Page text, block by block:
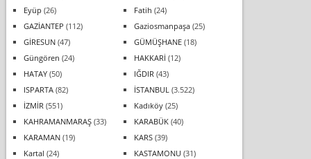
Eyüp (26) Fatih (24)
GAZİANTEP (112) Gaziosmanpaşa(25)
GİRESUN(47) GÜMÜŞHANE(18)
Güngören (24) HAKKARİ (12)
HATAY(50) IĞDIR (43)
ISPARTA(82) İSTANBUL (3.522)
İZMİR (551) Kadıköy(25)
KAHRAMANMARAŞ(33) KARABÜK(40)
KARAMAN(19) KARS(39)
Kartal (24) KASTAMONU (31)